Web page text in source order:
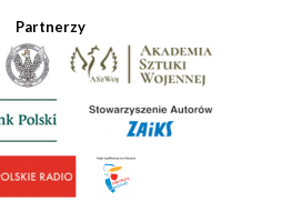
Partnerzy